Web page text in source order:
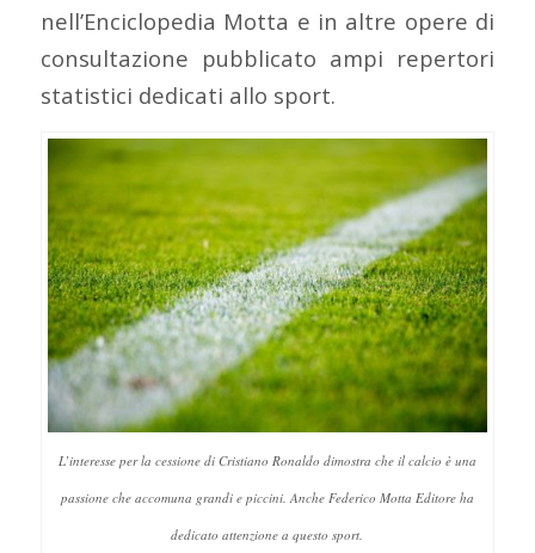
nell’Enciclopedia Motta e in altre opere di
consultazione pubblicato ampi repertori
statistici dedicati allo sport.
L’interesse per la cessione di Cristiano Ronaldo dimostra che il calcio è una
passione che accomuna grandi e piccini. Anche Federico Motta Editore ha
dedicato attenzione a questo sport.